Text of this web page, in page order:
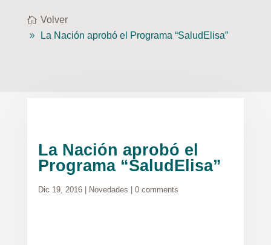
Volver
La Nación aprobó el Programa “SaludElisa”
La Nación aprobó el
Programa “SaludElisa”
Dic 19, 2016| Novedades 0 comments